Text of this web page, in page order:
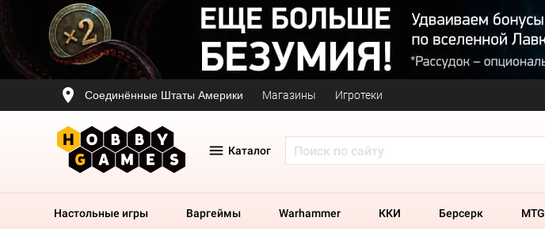
Соединённые Штаты Америки Магазины Игротеки
Каталог
Настольные игры Варгеймы Warhammer ККИ Берсерк MTG